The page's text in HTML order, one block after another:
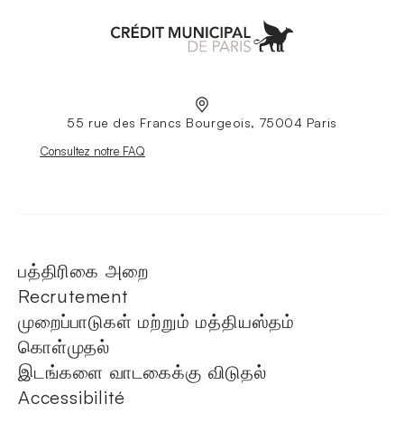
55 rue des Francs Bourgeois, 75004 Paris
Nouvelle fenêtre
Consultez notre FAQ
பத்திரிகை அறை
Recrutement
முறைப்பாடுகள் மற்றும் மத்தியஸ்தம்
கொள்முதல்
இடங்களை வாடகைக்கு விடுதல்
Accessibilité